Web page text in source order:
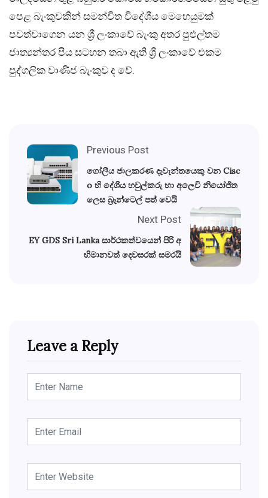
පෙළ බැංකුවකින් සමන්විත විදේශීය මෙහෙයුමක්
පවත්වාගෙන යන ශ්‍රී ලංකාවේ බැංකු අතර පුළුල්තම
ජාත්‍යන්තර පිය සටහන තබා ඇති ශ්‍රී ලංකාවේ එකම
පුද්ගලික වාණිජ බැංකුව ද වේ.
Previous Post
ගෝලීය ජාලකරණ දැවැන්තයෙකු වන Cisc
o හි දේශීය හවුල්කරු හා අලෙවි නියෝජිත
ලෙස බ්‍රෑන්ටෙල් පත් වෙයි
Next Post
EY GDS Sri Lanka සාර්ථකත්වයෙන් පිරි අ
භිමානවත් දෙවසරක් සමරයි
Leave a Reply